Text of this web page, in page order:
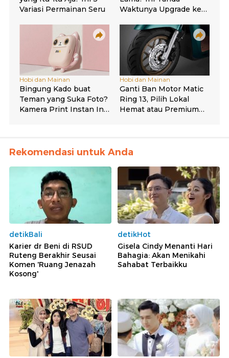
Rekomendasi untuk Anda
detikBali
Karier dr Beni di RSUD
Ruteng Berakhir Seusai
Komen 'Ruang Jenazah
Kosong'
detikHot
Gisela Cindy Menanti Hari
Bahagia: Akan Menikahi
Sahabat Terbaikku